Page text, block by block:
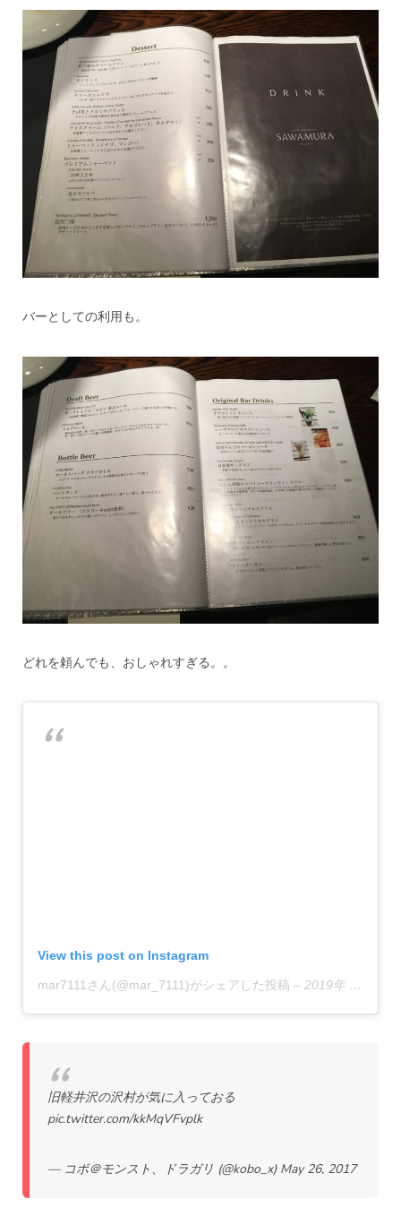
バーとしての利用も。
どれを頼んでも、おしゃれすぎる。。
View this post on Instagram
mar7111さん(@mar_7111)がシェアした投稿 – 2019年 1月月19日午後9時40分PST
旧軽井沢の沢村が気に入っておる
pic.twitter.com/kkMqVFvplk
— コボ＠モンスト、ドラガリ (@kobo_x) May 26, 2017